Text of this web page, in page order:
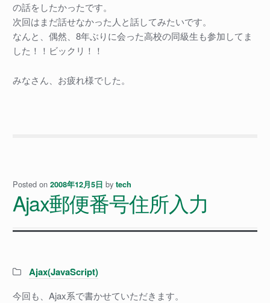
の話をしたかったです。
次回はまだ話せなかった人と話してみたいです。
なんと、偶然、8年ぶりに会った高校の同級生も参加してま
した！！ビックリ！！
みなさん、お疲れ様でした。
Posted on 2008年12月5日 by tech
Ajax郵便番号住所入力
Categories:
Ajax(JavaScript)
今回も、Ajax系で書かせていただきます。